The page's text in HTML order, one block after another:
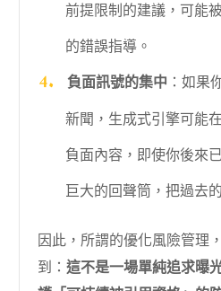
前提限制的建議，可能
的錯誤指導。
負面訊號的集中 ：如果
新聞，生成式引擎可能
負面內容，即使你後來
巨大的回聲筒，把過去
因此，所謂的優化風險管理
到：這不是一場單純追求曝